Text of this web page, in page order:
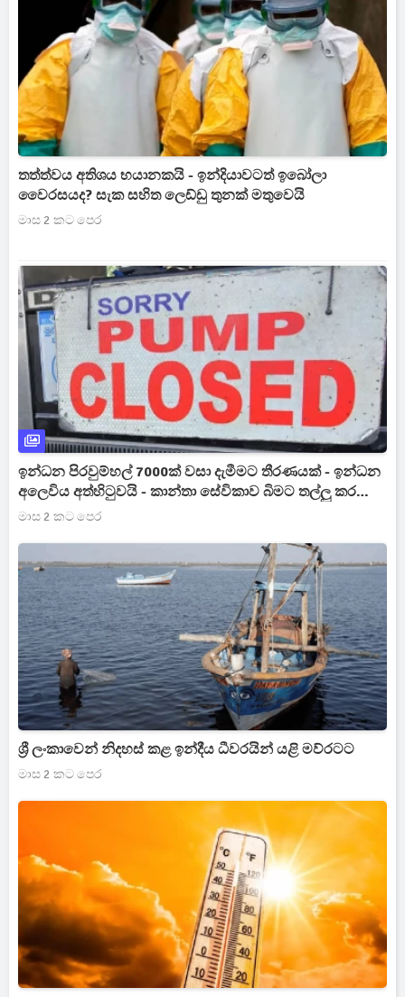
තත්ත්වය අතිශය භයානකයි - ඉන්දියාවටත් ඉබෝලා
වෛරසයද? සැක සහිත ලෙඩ්ඩු තුනක් මතුවෙයි
මාස 2 කට පෙර
ඉන්ධන පිරවුම්හල් 7000ක් වසා දැමීමට තීරණයක් - ඉන්ධන
අලෙවිය අත්හිටුවයි - කාන්තා සේවිකාව බිමට තල්ලු කර
ඇඟට මුත්‍රා කරාට විරෝධයක්
මාස 2 කට පෙර
ශ්‍රී ලංකාවෙන් නිදහස් කළ ඉන්දීය ධීවරයින් යළි මව්රටට
මාස 2 කට පෙර